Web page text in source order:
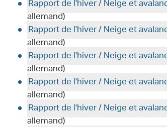
Rapport de l'hiver / Neige et
allemand)
Rapport de l'hiver / Neige et
allemand)
Rapport de l'hiver / Neige et
allemand)
Rapport de l'hiver / Neige et
allemand)
Rapport de l'hiver / Neige et
allemand)